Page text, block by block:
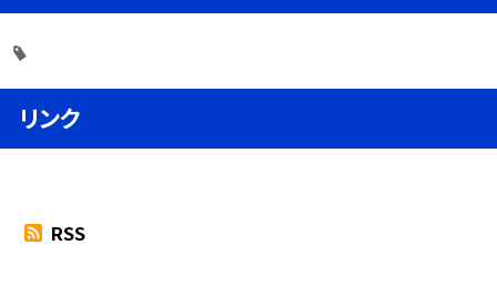
リンク
RSS